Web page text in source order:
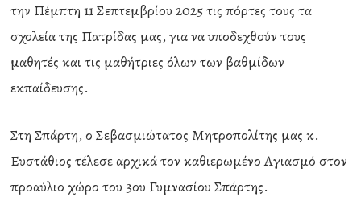
την Πέμπτη 11 Σεπτεμβρίου 2025 τις πόρτες τους τα
σχολεία της Πατρίδας μας, για να υποδεχθούν τους
μαθητές και τις μαθήτριες όλων των βαθμίδων
εκπαίδευσης.
Στη Σπάρτη, ο Σεβασμιώτατος Μητροπολίτης μας κ.
Ευστάθιος τέλεσε αρχικά τον καθιερωμένο Αγιασμό στον
προαύλιο χώρο του 3ου Γυμνασίου Σπάρτης.